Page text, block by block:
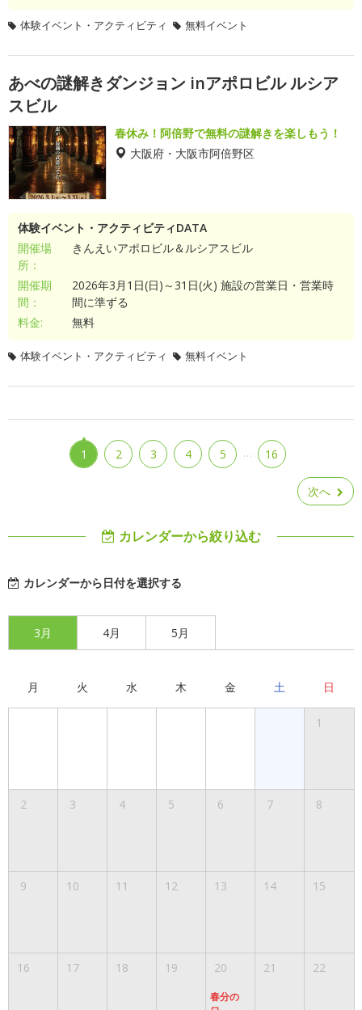
体験イベント・アクティビティ 無料イベント
あべの謎解きダンジョン inアポロビル ルシア
スビル
春休み！阿倍野で無料の謎解きを楽しもう！
大阪府・大阪市阿倍野区
体験イベント・アクティビティDATA
開催場
所：
きんえいアポロビル＆ルシアスビル
開催期
間：
2026年3月1日(日)～31日(火) 施設の営業日・営業時
間に準ずる
料金:
無料
体験イベント・アクティビティ 無料イベント
1 2 3 4 5 … 16
次へ
カレンダーから絞り込む
カレンダーから日付を選択する
3月 4月 5月
月 火 水 木 金 土 日
1
2 3 4 5 6 7 8
9 10 11 12 13 14 15
16 17 18 19 20
春分の
21 22